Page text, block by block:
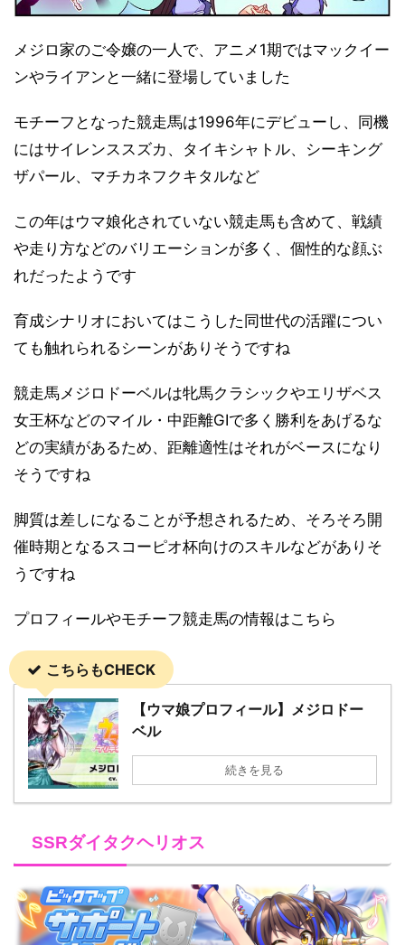
メジロ家のご令嬢の一人で、アニメ1期ではマックイー
ンやライアンと一緒に登場していました
モチーフとなった競走馬は1996年にデビューし、同機
にはサイレンススズカ、タイキシャトル、シーキング
ザパール、マチカネフクキタルなど
この年はウマ娘化されていない競走馬も含めて、戦績
や走り方などのバリエーションが多く、個性的な顔ぶ
れだったようです
育成シナリオにおいてはこうした同世代の活躍につい
ても触れられるシーンがありそうですね
競走馬メジロドーベルは牝馬クラシックやエリザベス
女王杯などのマイル・中距離GⅠで多く勝利をあげるな
どの実績があるため、距離適性はそれがベースになり
そうですね
脚質は差しになることが予想されるため、そろそろ開
催時期となるスコーピオ杯向けのスキルなどがありそ
うですね
プロフィールやモチーフ競走馬の情報はこちら
こちらもCHECK
【ウマ娘プロフィール】メジロドー
ベル
続きを見る
SSRダイタクヘリオス